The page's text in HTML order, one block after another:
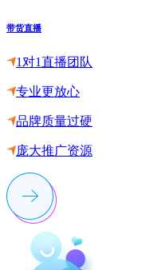
带货直播
1对1直播团队
专业更放心
品牌质量过硬
庞大推广资源